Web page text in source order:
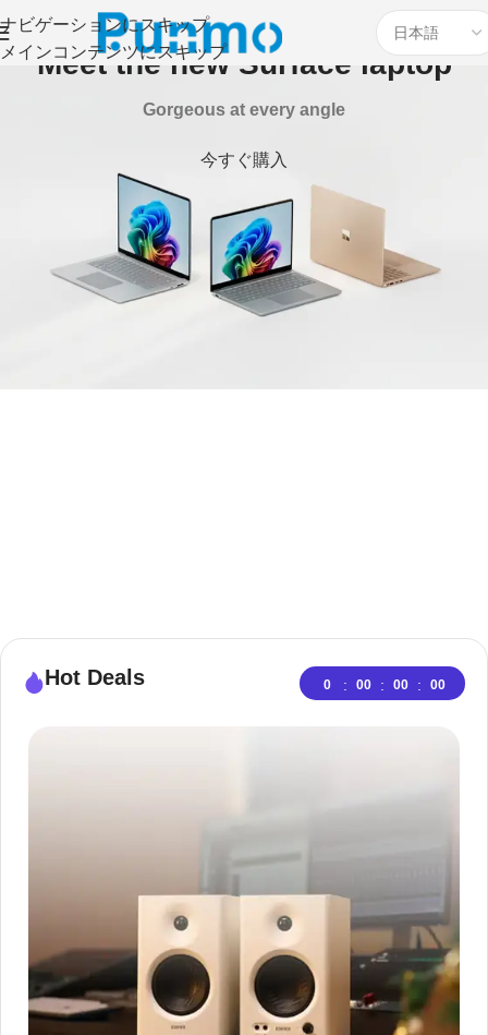
ナビゲーションにスキップ
メインコンテンツにスキップ
Meet the new Surface laptop
Gorgeous at every angle
今すぐ購入
Hot Deals 0 : 00 : 00 : 00